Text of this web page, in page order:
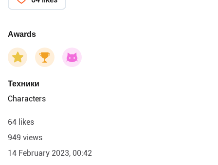
Awards
Техники
Characters
64 likes
949 views
14 February 2023, 00:42